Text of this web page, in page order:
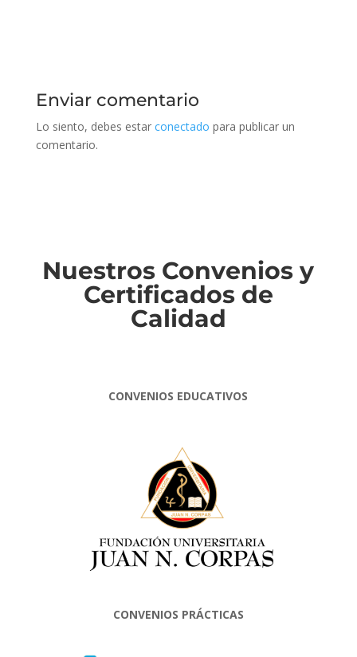
Enviar comentario
Lo siento, debes estar conectado para publicar un
comentario.
Nuestros Convenios y
Certificados de
Calidad
CONVENIOS EDUCATIVOS
CONVENIOS PRÁCTICAS